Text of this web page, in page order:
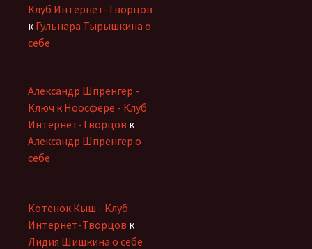
Клуб Интернет-Творцов
к Гульнара Тырышкина о
себе
Александр Шпренгер -
Ключ к Ноосфере - Клуб
Интернет-Творцов к
Александр Шпренгер о
себе
Котенок Кыш - Клуб
Интернет-Творцов к
Лидия Шишкина о себе